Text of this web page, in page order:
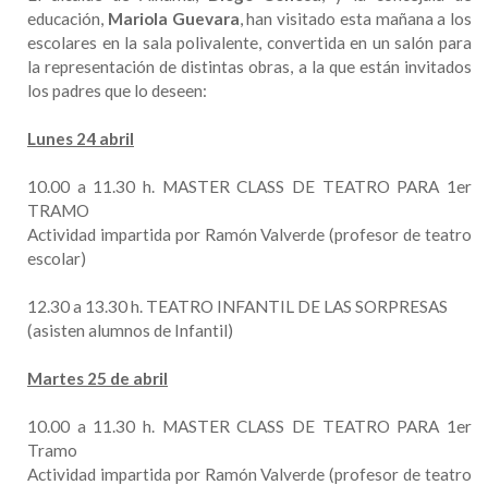
educación, Mariola Guevara, han visitado esta mañana a los
escolares en la sala polivalente, convertida en un salón para
la representación de distintas obras, a la que están invitados
los padres que lo deseen:
Lunes 24 abril
10.00 a 11.30 h. MASTER CLASS DE TEATRO PARA 1er
TRAMO
Actividad impartida por Ramón Valverde (profesor de teatro
escolar)
12.30 a 13.30 h. TEATRO INFANTIL DE LAS SORPRESAS
(asisten alumnos de Infantil)
Martes 25 de abril
10.00 a 11.30 h. MASTER CLASS DE TEATRO PARA 1er
Tramo
Actividad impartida por Ramón Valverde (profesor de teatro